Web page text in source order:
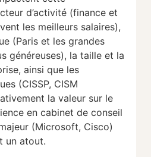
d’activité (finance et
les meilleurs salaires),
(Paris et les grandes
généreuses), la taille et la
ainsi que les
(CISSP, CISM
la valeur sur le
en cabinet de conseil
(Microsoft, Cisco)
un atout.